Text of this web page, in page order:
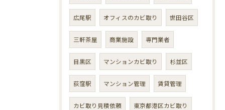
広尾駅 オフィスのカビ取り 世田谷区
三軒茶屋 商業施設 専門業者
目黒区 マンションカビ取り 杉並区
荻窪駅 マンション管理 賃貸管理
カビ取り見積依頼 東京都港区カビ取り